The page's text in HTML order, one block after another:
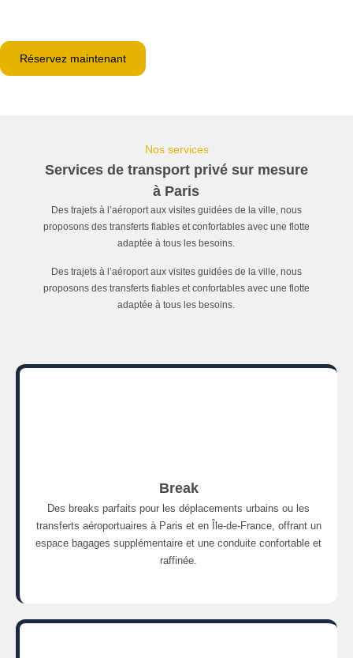
Réservez maintenant
Nos services
Services de transport privé sur mesure
à Paris
Des trajets à l’aéroport aux visites guidées de la ville, nous
proposons des transferts fiables et confortables avec une flotte
adaptée à tous les besoins.
Des trajets à l’aéroport aux visites guidées de la ville, nous
proposons des transferts fiables et confortables avec une flotte
adaptée à tous les besoins.
Break
Des breaks parfaits pour les déplacements urbains ou les
transferts aéroportuaires à Paris et en Île-de-France, offrant un
espace bagages supplémentaire et une conduite confortable et
raffinée.